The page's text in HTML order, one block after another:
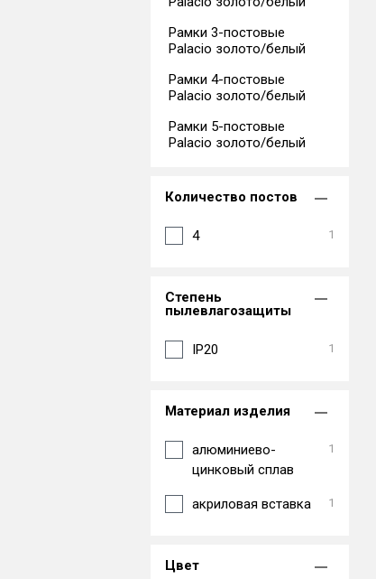
Рамки 3-постовые
Palacio золото/белый
Рамки 4-постовые
Palacio золото/белый
Рамки 5-постовые
Palacio золото/белый
Количество постов
4 1
Степень
пылевлагозащиты
IP20 1
Материал изделия
алюминиево-
цинковый сплав
1
акриловая вставка 1
Цвет